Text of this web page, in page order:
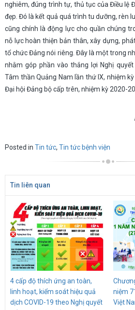
nghiêm, đúng trình tự, thủ tục của Điều lệ
đẹp. Đó là kết quả quá trình tu dưỡng, rèn
cũng chính là động lực cho quần chúng
nỗ lực hoàn thiện bản thân, xây dựng,
tổ chức Đảng nói riêng. Đây là một trong
nhằm góp phần vào thắng lợi Nghị
Tâm thần Quảng Nam lần thứ IX, nhiệm
Đại hội Đảng bộ cấp trên, nhiệm kỳ 2020-
Posted in Tin tức, Tin tức bệnh viện
Tin liên quan
4 cấp độ thích ứng an toàn,
linh hoạt, kiểm soát hiệu quả
dịch COVID-19 theo Nghị quyết
niệm
Việt